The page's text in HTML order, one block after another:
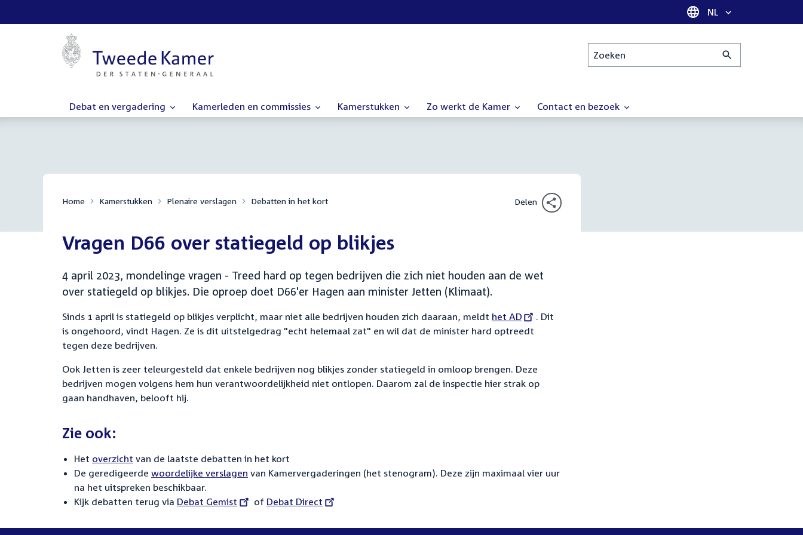
Taal selectie
NL
Zoeken
Debat en vergadering Kamerleden en commissies Kamerstukken Zo werkt de Kamer Contact en bezoek
Home Kamerstukken Plenaire verslagen Debatten in het kort Delen
Vragen D66 over statiegeld op blikjes
4 april 2023, mondelinge vragen - Treed hard op tegen bedrijven die zich niet houden aan de wet
over statiegeld op blikjes. Die oproep doet D66'er Hagen aan minister Jetten (Klimaat).
Sinds 1 april is statiegeld op blikjes verplicht, maar niet alle bedrijven houden zich daaraan, meldt External
link:
het AD
. Dit
is ongehoord, vindt Hagen. Ze is dit uitstelgedrag "echt helemaal zat" en wil dat de minister hard optreedt
tegen deze bedrijven.
Ook Jetten is zeer teleurgesteld dat enkele bedrijven nog blikjes zonder statiegeld in omloop brengen. Deze
bedrijven mogen volgens hem hun verantwoordelijkheid niet ontlopen. Daarom zal de inspectie hier strak op
gaan handhaven, belooft hij.
Zie ook:
Het overzicht van de laatste debatten in het kort
De geredigeerde woordelijke verslagen van Kamervergaderingen (het stenogram). Deze zijn maximaal vier uur
na het uitspreken beschikbaar.
Kijk debatten terug via External
Debat Gemist of External
Debat Direct